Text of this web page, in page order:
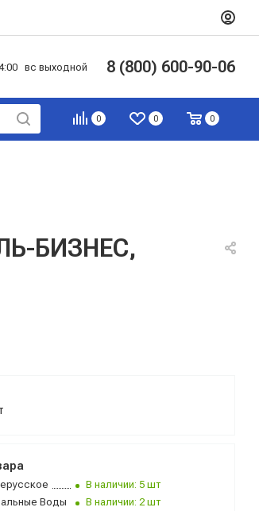
вс выходной 8 (800) 600-90-06
0 0 0
БИЗНЕС,
В наличии: 5 шт
Воды В наличии: 2 шт